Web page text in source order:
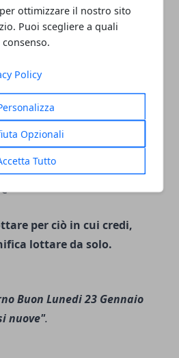
ottimizzare il nostro sito
Puoi scegliere a quali
Policy
Opzionali
Tutto
delusi delle cose che
i porti sicuri,
vostre vele. Esplorate.
per ciò in cui credi,
lottare da solo.
Buon Lunedi 23 Gennaio
nuove".